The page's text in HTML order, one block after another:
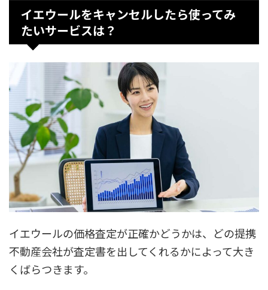
イエウールをキャンセルしたら使ってみ
たいサービスは？
イエウールの価格査定が正確かどうかは、どの提携
不動産会社が査定書を出してくれるかによって大き
くばらつきます。